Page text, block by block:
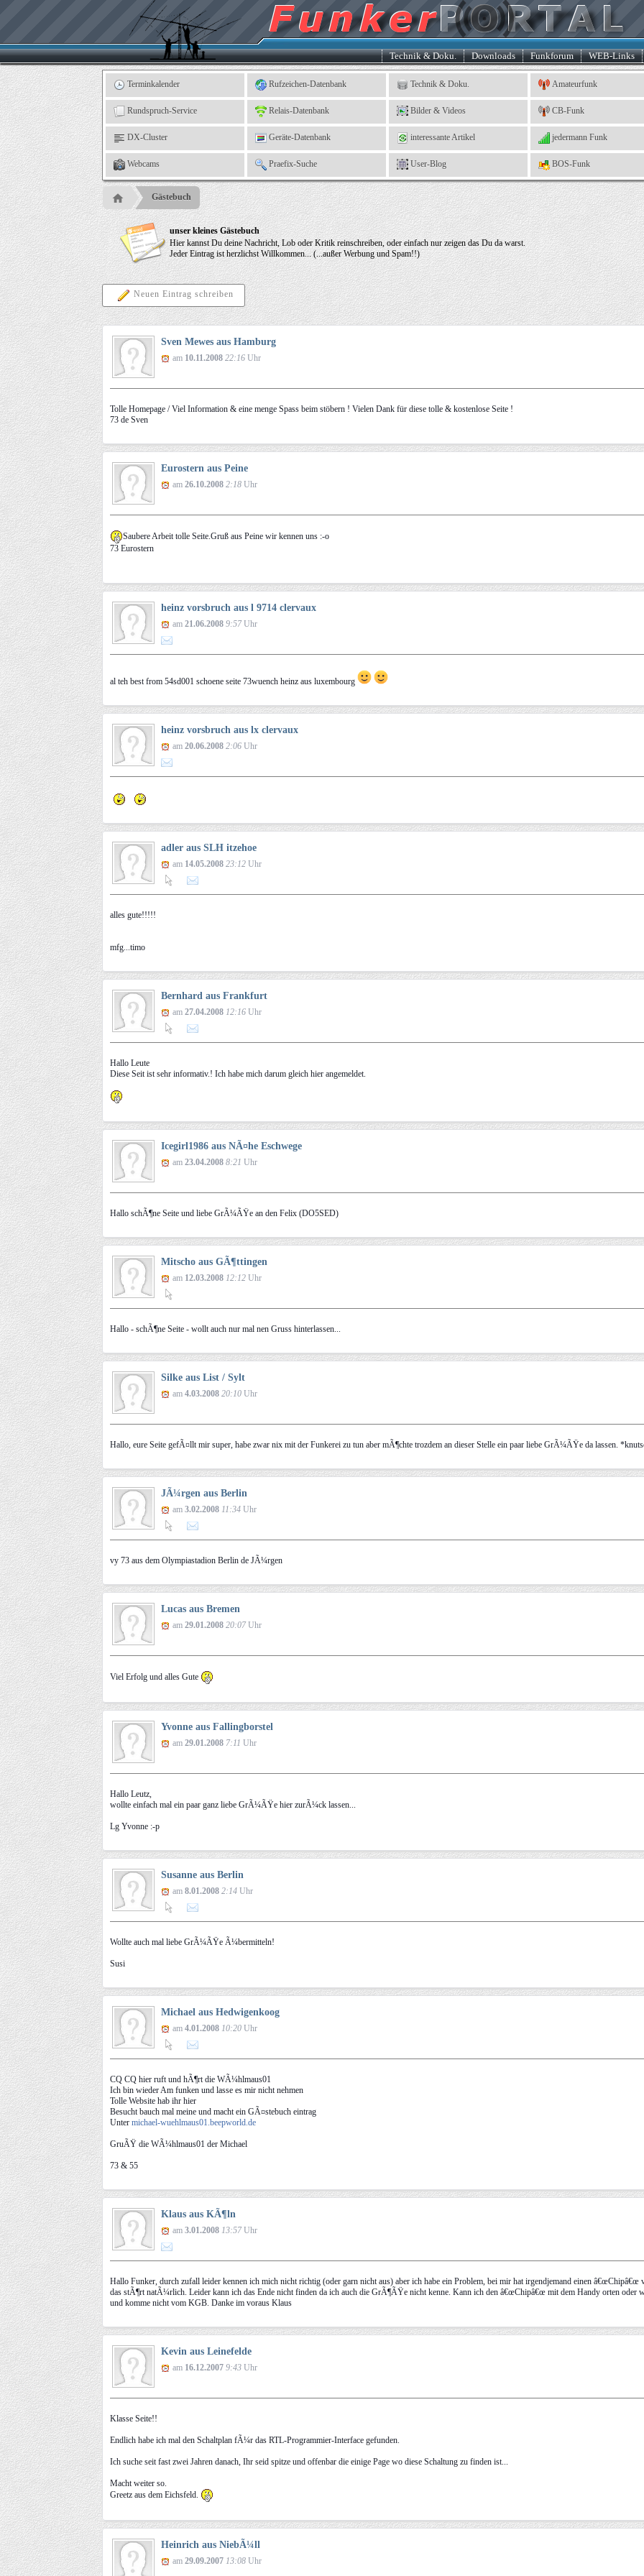
e.
V.,
Leinefelde
WEB-Links
Funkforum
Downloads
Technik & Doku.
Terminkalender Rufzeichen-Datenbank Technik & Doku. Amateurfunk
Rundspruch-Service Relais-Datenbank Bilder & Videos CB-Funk
DX-Cluster Geräte-Datenbank interessante Artikel jedermann Funk
Webcams Praefix-Suche User-Blog BOS-Funk
Gästebuch
unser kleines Gästebuch
Hier kannst Du deine Nachricht, Lob oder Kritik reinschreiben, oder einfach nur zeigen das Du da warst.
Jeder Eintrag ist herzlichst Willkommen... (...außer Werbung und Spam!!)
Neuen Eintrag schreiben
Sven Mewes aus Hamburg
am 10.11.2008 22:16 Uhr
Tolle Homepage / Viel Information & eine menge Spass beim stöbern ! Vielen Dank für diese tolle & kostenlose Seite !
73 de Sven
Eurostern aus Peine
am 26.10.2008 2:18 Uhr
Saubere Arbeit tolle Seite.Gruß aus Peine wir kennen uns :-o
73 Eurostern
heinz vorsbruch aus l 9714 clervaux
am 21.06.2008 9:57Uhr
al teh best from 54sd001 schoene seite 73wuench heinz aus luxembourg
heinz vorsbruch aus lx clervaux
am 20.06.2008 2:06 Uhr
adler aus SLH itzehoe
am 14.05.2008 23:12 Uhr
alles gute!!!!!
mfg...timo
Bernhard aus Frankfurt
am 27.04.2008 12:16 Uhr
Hallo Leute
Diese Seit ist sehr informativ.! Ich habe mich darum gleich hier angemeldet.
Icegirl1986 aus NÃ¤he Eschwege
am 23.04.2008 8:21 Uhr
Hallo schÃ¶ne Seite und liebe GrÃ¼ÃŸe an den Felix (DO5SED)
Mitscho aus GÃ¶ttingen
am 12.03.2008 12:12 Uhr
Hallo - schÃ¶ne Seite - wollt auch nur mal nen Gruss hinterlassen...
Silke aus List / Sylt
am 4.03.2008 20:10 Uhr
Hallo, eure Seite gefÃ¤llt mir super, habe zwar nix mit der Funkerei zu tun aber mÃ¶chte trozdem an dieser Stelle ein paar liebe GrÃ¼ÃŸe da lassen.
JÃ¼rgen aus Berlin
am 3.02.2008 11:34 Uhr
vy 73 aus dem Olympiastadion Berlin de JÃ¼rgen
Lucas aus Bremen
am 29.01.2008 20:07Uhr
Viel Erfolg und alles Gute
Yvonne aus Fallingborstel
am 29.01.2008 7:11 Uhr
Hallo Leutz,
wollte einfach mal ein paar ganz liebe GrÃ¼ÃŸe hier zurÃ¼ck lassen...
Lg Yvonne :-p
Susanne aus Berlin
am 8.01.2008 2:14 Uhr
Wollte auch mal liebe GrÃ¼ÃŸe Ã¼bermitteln!
Susi
Michael aus Hedwigenkoog
am 4.01.2008 10:20 Uhr
CQ CQ hier ruft und hÃ¶rt die WÃ¼hlmaus01
Ich bin wieder Am funken und lasse es mir nicht nehmen
Tolle Website hab ihr hier
Besucht bauch mal meine und macht ein GÃ¤stebuch eintrag
Unter michael-wuehlmaus01.beepworld.de
GruÃŸ die WÃ¼hlmaus01 der Michael
73 & 55
Klaus aus KÃ¶ln
am 3.01.2008 13:57Uhr
Hallo Funker, durch zufall leider kennen ich mich nicht richtig (oder garn nicht aus) aber ich habe ein Problem, bei mir hat irgendjemand einen
das stÃ¶rt natÃ¼rlich. Leider kann ich das Ende nicht finden da ich auch die GrÃ¶ÃŸe nicht kenne. Kann ich den â€œChipâ€œ mit dem Handy orten oder
und komme nicht vom KGB. Danke im voraus Klaus
Kevin aus Leinefelde
am 16.12.2007 9:43 Uhr
Klasse Seite!!
Endlich habe ich mal den Schaltplan fÃ¼r das RTL-Programmier-Interface gefunden.
Ich suche seit fast zwei Jahren danach, Ihr seid spitze und offenbar die einige Page wo diese Schaltung zu finden ist...
Macht weiter so.
Greetz aus dem Eichsfeld.
Heinrich aus NiebÃ¼ll
am 29.09.2007 13:08 Uhr